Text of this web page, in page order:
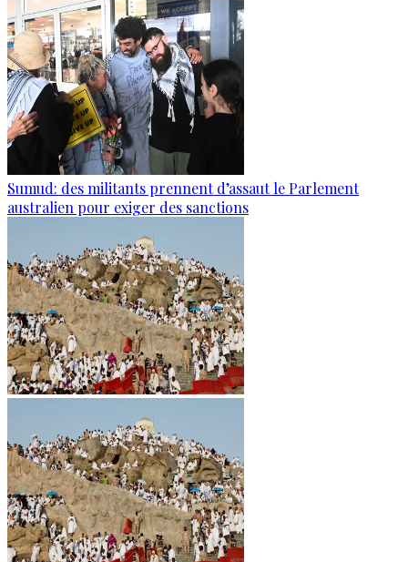
Sumud: des militants prennent d’assaut le Parlement
australien pour exiger des sanctions